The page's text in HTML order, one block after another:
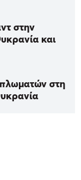
στην
και
στη